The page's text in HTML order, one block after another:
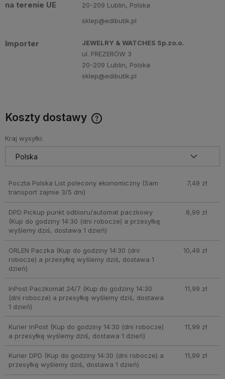
na terenie UE
20-209 Lublin, Polska
sklep@edibutik.pl
Importer
JEWELRY & WATCHES Sp.zo.o.
ul. FREZERÓW 3
20-209 Lublin, Polska
sklep@edibutik.pl
Koszty dostawy
Kraj wysyłki:
Poczta Polska List polecony ekonomiczny (Sam
transport zajmie 3/5 dni)
7,49 zł
DPD Pickup punkt odbioru/automat paczkowy
(Kup do godziny 14:30 (dni robocze) a przesyłkę
wyślemy dziś, dostawa 1 dzień)
8,99 zł
ORLEN Paczka (Kup do godziny 14:30 (dni
robocze) a przesyłkę wyślemy dziś, dostawa 1
dzień)
10,49 zł
InPost Paczkomat 24/7 (Kup do godziny 14:30
(dni robocze) a przesyłkę wyślemy dziś, dostawa
1 dzień)
11,99 zł
Kurier InPost(Kup do godziny 14:30 (dni robocze)
a przesyłkę wyślemy dziś, dostawa 1 dzień)
11,99 zł
Kurier DPD (Kup do godziny 14:30 (dni robocze) a
przesyłkę wyślemy dziś, dostawa 1 dzień)
11,99 zł